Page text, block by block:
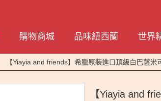
購物商城 品味紐西蘭 世界
【Yiayia and friends】希臘原裝進口頂級白巴薩
【Yiayia and